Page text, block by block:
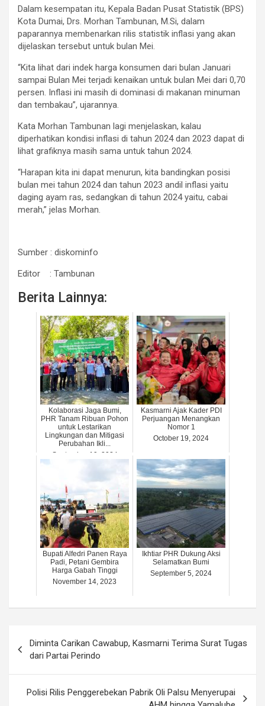
Dalam kesempatan itu, Kepala Badan Pusat Statistik (BPS)
Kota Dumai, Drs. Morhan Tambunan, M.Si, dalam
paparannya membenarkan rilis statistik inflasi yang akan
dijelaskan tersebut untuk bulan Mei.
“Kita lihat dari indek harga konsumen dari bulan Januari
sampai Bulan Mei terjadi kenaikan untuk bulan Mei dari 0,70
persen. Inflasi ini masih di dominasi di makanan minuman
dan tembakau”, ujarannya.
Kata Morhan Tambunan lagi menjelaskan, kalau
diperhatikan kondisi inflasi di tahun 2024 dan 2023 dapat di
lihat grafiknya masih sama untuk tahun 2024.
“Harapan kita ini dapat menurun, kita bandingkan posisi
bulan mei tahun 2024 dan tahun 2023 andil inflasi yaitu
daging ayam ras, sedangkan di tahun 2024 yaitu, cabai
merah,” jelas Morhan.
Sumber : diskominfo
Editor : Tambunan
Berita Lainnya:
Kolaborasi Jaga Bumi,
PHR Tanam Ribuan Pohon
untuk Lestarikan
Lingkungan dan Mitigasi
Perubahan Ikli...
September 19, 2024
Kasmarni Ajak Kader PDI
Perjuangan Menangkan
Nomor 1
October 19, 2024
Bupati Alfedri Panen Raya
Padi, Petani Gembira
Harga Gabah Tinggi
November 14, 2023
Ikhtiar PHR Dukung Aksi
Selamatkan Bumi
September 5, 2024
navigation
Diminta Carikan Cawabup, Kasmarni Terima Surat Tugas
dari Partai Perindo
Polisi Rilis Penggerebekan Pabrik Oli Palsu Menyerupai